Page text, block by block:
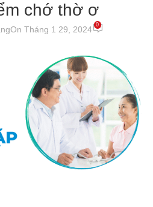
chớ thờ ơ
On Tháng 1 29, 2024 0